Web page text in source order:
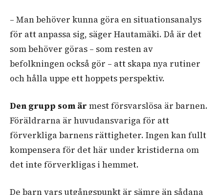
– Man behöver kunna göra en situationsanalys
för att anpassa sig, säger Hautamäki. Då är det
som behöver göras – som resten av
befolkningen också gör – att skapa nya rutiner
och hålla uppe ett hoppets perspektiv.
Den grupp som är mest försvarslösa är barnen.
Föräldrarna är huvudansvariga för att
förverkliga barnens rättigheter. Ingen kan fullt
kompensera för det här under kristiderna om
det inte förverkligas i hemmet.
De barn vars utgångspunkt är sämre än sådana